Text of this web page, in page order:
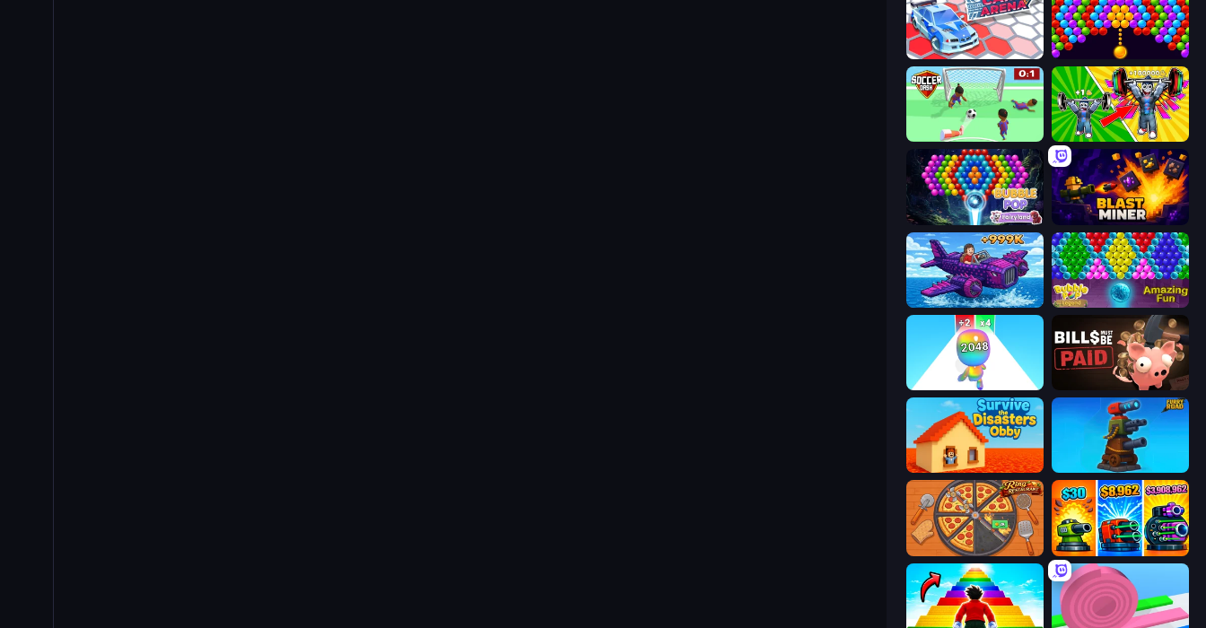
Cars Arena Bubble Story
Soccer Dash Obby: Gym Simulator, Escape
Bubble Pop Fairyland Blast Miner
Obby Plane Power Challenge: Fly Bubble Pop Legend
Man Runner 2048 Bills Must Be Paid
Survive the Disasters: Obby Furry Road
Ring Restaurant Pumpkin Defense: Merge Cannon